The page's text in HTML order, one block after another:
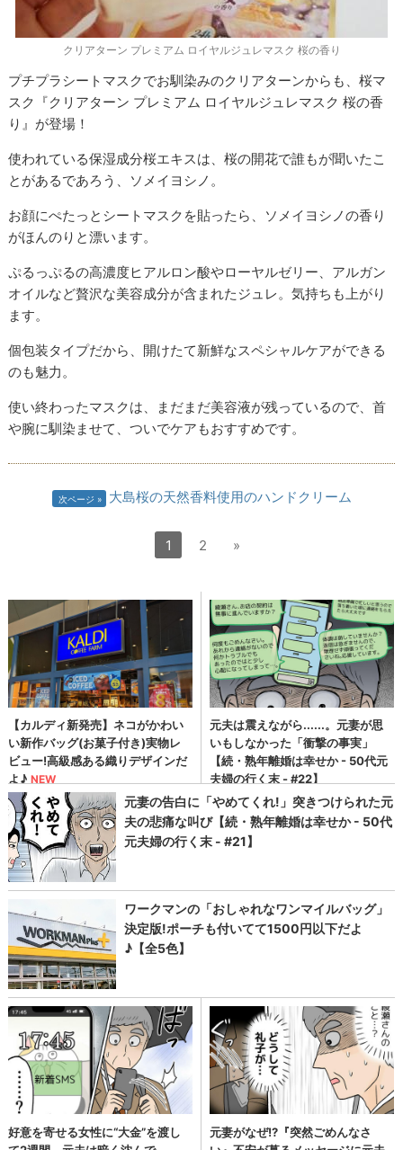
クリアターン プレミアム ロイヤルジュレマスク 桜の香り
プチプラシートマスクでお馴染みのクリアターンからも、桜マ
スク『クリアターン プレミアム ロイヤルジュレマスク 桜の香
り』が登場！
使われている保湿成分桜エキスは、桜の開花で誰もが聞いたこ
とがあるであろう、ソメイヨシノ。
お顔にぺたっとシートマスクを貼ったら、ソメイヨシノの香り
がほんのりと漂います。
ぷるっぷるの高濃度ヒアルロン酸やローヤルゼリー、アルガン
オイルなど贅沢な美容成分が含まれたジュレ。気持ちも上がり
ます。
個包装タイプだから、開けたて新鮮なスペシャルケアができる
のも魅力。
使い終わったマスクは、まだまだ美容液が残っているので、首
や腕に馴染ませて、ついでケアもおすすめです。
次ページ 大島桜の天然香料使用のハンドクリーム
1 2 »